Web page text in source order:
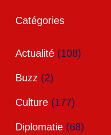
Catégories
Actualité (108)
Buzz (2)
Culture (177)
Diplomatie (68)